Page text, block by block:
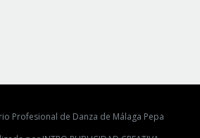
Profesional de Danza de Málaga Pepa